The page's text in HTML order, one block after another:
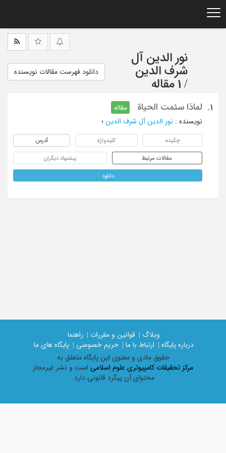
نور الدین آل
شرف الدین
/ 1 مقاله
دانلود فهرست مقالات نویسنده
1. لماذا سئمت الحیاة
مقاله
نویسنده : نور الدین آل شرف الدین ؛
چکیده کلیدواژه آدرس
مقالات مرتبط پیشنهاد دیگران
دانلود
وبلاگ | قوانین و مقررات |
راهنما
درباره پایگاه |
ارتباط با ما | حریم خصوصی |
پایگاه های ما
حقوق مادی و معنوی اين پايگاه متعلق به
مرکز تحقیقات کامپیوتری علوم اسلامی است و نشر غیرمجاز
محتوای آن پیگرد قانونی دارد.